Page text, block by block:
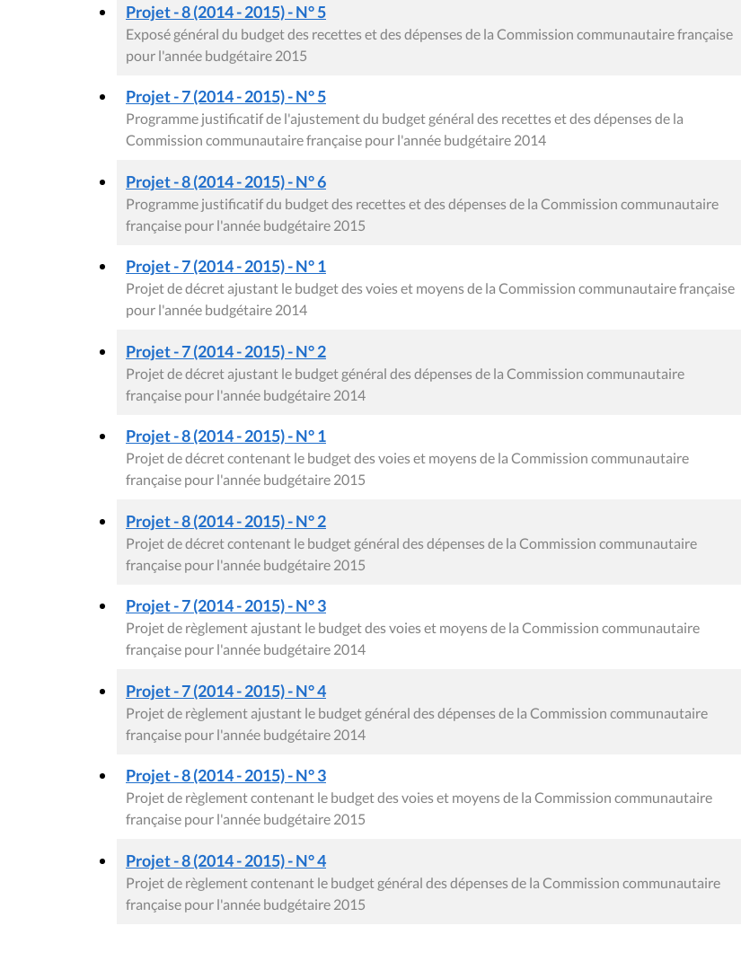
Projet - 8 (2014 - 2015) - N° 5
Exposé général du budget des recettes et des dépenses de la Commission communautaire française
pour l'année budgétaire 2015
Projet - 7 (2014 - 2015) - N° 5
Programme justificatif de l'ajustement du budget général des recettes et des dépenses de la
Commission communautaire française pour l'année budgétaire 2014
Projet - 8 (2014 - 2015) - N° 6
Programme justificatif du budget des recettes et des dépenses de la Commission communautaire
française pour l'année budgétaire 2015
Projet - 7 (2014 - 2015) - N° 1
Projet de décret ajustant le budget des voies et moyens de la Commission communautaire française
pour l'année budgétaire 2014
Projet - 7 (2014 - 2015) - N° 2
Projet de décret ajustant le budget général des dépenses de la Commission communautaire
française pour l'année budgétaire 2014
Projet - 8 (2014 - 2015) - N° 1
Projet de décret contenant le budget des voies et moyens de la Commission communautaire
française pour l'année budgétaire 2015
Projet - 8 (2014 - 2015) - N° 2
Projet de décret contenant le budget général des dépenses de la Commission communautaire
française pour l'année budgétaire 2015
Projet - 7 (2014 - 2015) - N° 3
Projet de règlement ajustant le budget des voies et moyens de la Commission communautaire
française pour l'année budgétaire 2014
Projet - 7 (2014 - 2015) - N° 4
Projet de règlement ajustant le budget général des dépenses de la Commission communautaire
française pour l'année budgétaire 2014
Projet - 8 (2014 - 2015) - N° 3
Projet de règlement contenant le budget des voies et moyens de la Commission communautaire
française pour l'année budgétaire 2015
Projet - 8 (2014 - 2015) - N° 4
Projet de règlement contenant le budget général des dépenses de la Commission communautaire
française pour l'année budgétaire 2015